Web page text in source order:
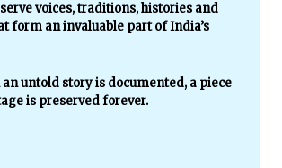
voices, traditions, histories and
form an invaluable part of India’s
an untold story is documented, a piece
is preserved forever.